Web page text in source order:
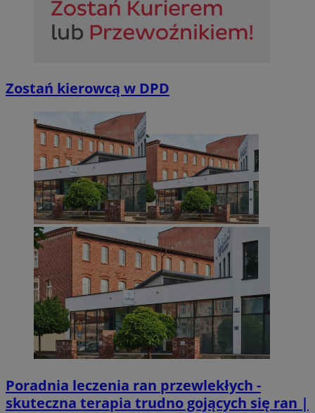
Zostań kierowcą w DPD
Poradnia leczenia ran przewlekłych -
skuteczna terapia trudno gojących się ran |
MvSessID sosnowiecki.pl
VISITOR_PRIVACY_METADATA
YouTube
.youtube.com